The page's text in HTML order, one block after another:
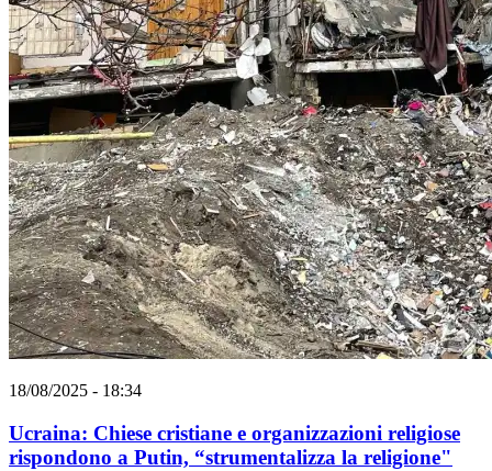
18/08/2025 - 18:34
Ucraina: Chiese cristiane e organizzazioni religiose
rispondono a Putin, “strumentalizza la religione"